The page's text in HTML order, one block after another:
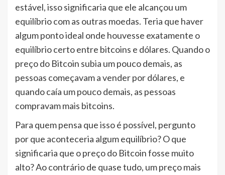
estável, isso significaria que ele alcançou um
equilíbrio com as outras moedas. Teria que haver
algum ponto ideal onde houvesse exatamente o
equilíbrio certo entre bitcoins e dólares. Quando o
preço do Bitcoin subia um pouco demais, as
pessoas começavam a vender por dólares, e
quando caía um pouco demais, as pessoas
compravam mais bitcoins.
Para quem pensa que isso é possível, pergunto
por que aconteceria algum equilíbrio? O que
significaria que o preço do Bitcoin fosse muito
alto? Ao contrário de quase tudo, um preço mais